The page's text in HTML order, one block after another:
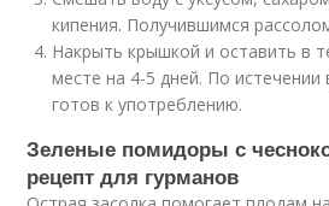
кипения. Получившимся
Накрыть крышкой и оставить в
месте на 4-5 дней. По истечении
готов к употреблению.
Зеленые помидоры с
рецепт для гурманов